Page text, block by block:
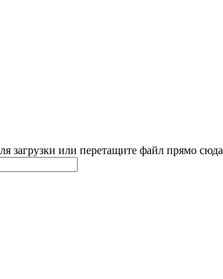
загрузки или перетащите файл прямо сюда